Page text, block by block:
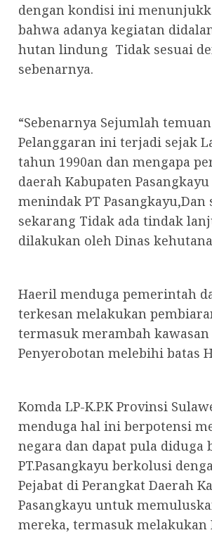
dengan kondisi ini
bahwa adanya kegiatan
hutan lindung Tidak sesuai
sebenarnya.
“Sebenarnya Sejumlah
Pelanggaran ini terjadi sejak
tahun 1990an dan mengapa
daerah Kabupaten
menindak PT Pasangkayu,Dan
sekarang Tidak ada tindak
dilakukan oleh Dinas
Haeril menduga pemerintah
terkesan melakukan
termasuk merambah
Penyerobotan melebihi batas
Komda LP-K.P.K Provinsi
menduga hal ini berpotensi
negara dan dapat pula diduga
PT.Pasangkayu berkolusi
Pejabat di Perangkat Daerah
Pasangkayu untuk
mereka, termasuk melakukan